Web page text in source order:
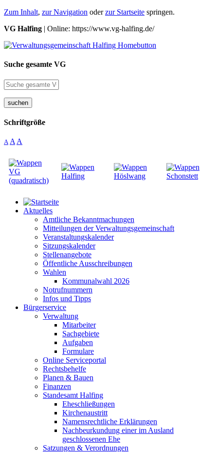
Zum Inhalt, zur Navigation oderzur Startseite springen.
VG Halfing | Online: https://www.vg-halfing.de/
Suche gesamte VG
suchen
Schriftgröße
A A A
Aktuelles
Amtliche Bekanntmachungen
Mitteilungen der Verwaltungsgemeinschaft
Veranstaltungskalender
Sitzungskalender
Stellenangebote
Öffentliche Ausschreibungen
Wahlen
Kommunalwahl 2026
Notrufnummern
Infos und Tipps
Bürgerservice
Verwaltung
Mitarbeiter
Sachgebiete
Aufgaben
Formulare
Online Serviceportal
Rechtsbehelfe
Planen & Bauen
Finanzen
Standesamt Halfing
Eheschließungen
Kirchenaustritt
Namensrechtliche Erklärungen
Nachbeurkundung einer im Ausland
geschlossenen Ehe
Satzungen & Verordnungen